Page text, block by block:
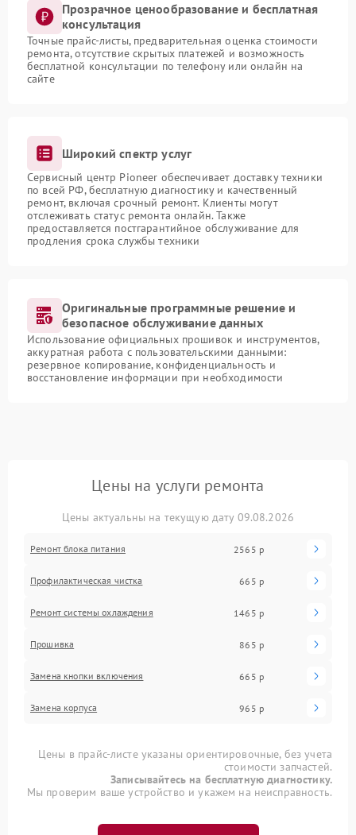
Прозрачное ценообразование и бесплатная
консультация
Точные прайс-листы, предварительная оценка стоимости
ремонта, отсутствие скрытых платежей и возможность
бесплатной консультации по телефону или онлайн на
сайте
Широкий спектр услуг
Сервисный центр Pioneer обеспечивает доставку техники
по всей РФ, бесплатную диагностику и качественный
ремонт, включая срочный ремонт. Клиенты могут
отслеживать статус ремонта онлайн. Также
предоставляется постгарантийное обслуживание для
продления срока службы техники
Оригинальные программные решение и
безопасное обслуживание данных
Использование официальных прошивок и инструментов,
аккуратная работа с пользовательскими данными:
резервное копирование, конфиденциальность и
восстановление информации при необходимости
Цены на услуги ремонта
Цены актуальны на текущую дату 09.08.2026
Ремонт блока питания 2565 р
Профилактическая чистка 665 р
Ремонт системы охлаждения 1465 р
Прошивка 865 р
Замена кнопки включения 665 р
Замена корпуса 965 р
Цены в прайс-листе указаны ориентировочные, без учета
стоимости запчастей.
Записывайтесь на бесплатную диагностику.
Мы проверим ваше устройство и укажем на неисправность.